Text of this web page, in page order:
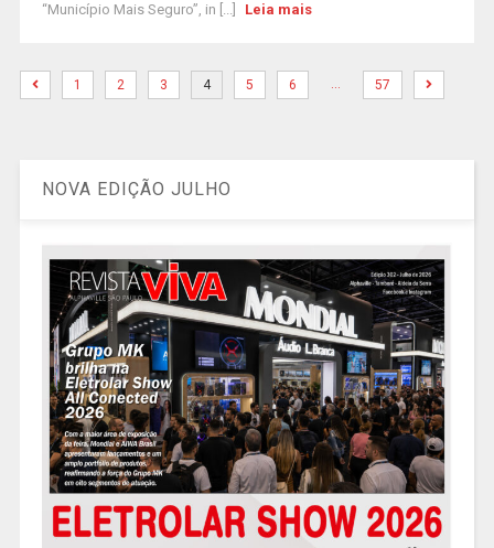
“Município Mais Seguro”, in [...]
Leia mais
1 2 3 4 5 6 … 57
NOVA EDIÇÃO JULHO